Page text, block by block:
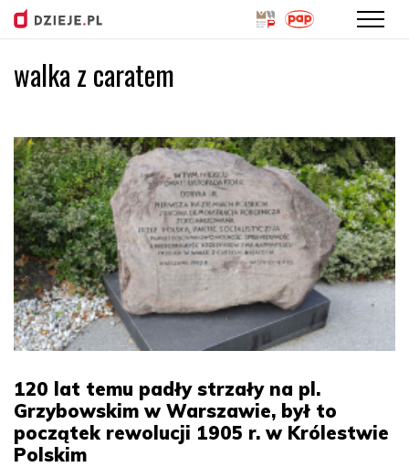
walka z caratem
120 lat temu padły strzały na pl.
Grzybowskim w Warszawie, był to
początek rewolucji 1905 r. w Królestwie
Polskim